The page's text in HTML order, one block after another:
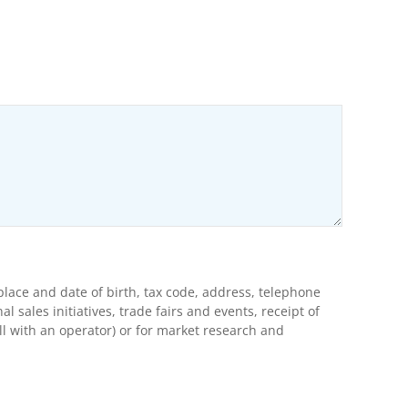
and date of birth, tax code, address, telephone
sales initiatives, trade fairs and events, receipt of
with an operator) or for market research and